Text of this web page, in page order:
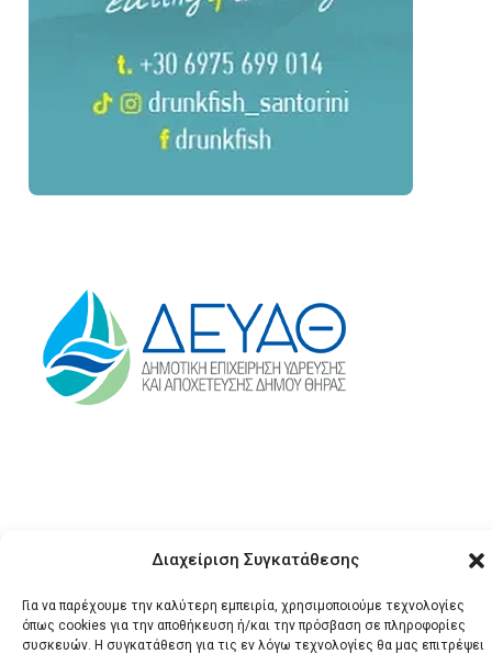
Διαχείριση Συγκατάθεσης
Για να παρέχουμε την καλύτερη εμπειρία, χρησιμοποιούμε τεχνολογίες
όπως cookies για την αποθήκευση ή/και την πρόσβαση σε πληροφορίες
συσκευών. Η συγκατάθεση για τις εν λόγω τεχνολογίες θα μας επιτρέψει
© 2026 Santonews - Όλα
τα δικαιώματα